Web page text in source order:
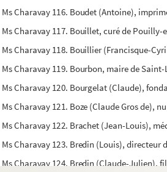
Ms Charavay 116. Boudet (Antoine),
Ms Charavay 117. Bouillet, curé de Pouilly-
Ms Charavay 118. Bouillier (Francisque-
Ms Charavay 119. Bourbon, maire de
Ms Charavay 120. Bourgelat (Claude),
Ms Charavay 121. Boze (Claude Gros de),
Ms Charavay 122. Brachet (Jean-Louis),
Ms Charavay 123. Bredin (Louis), directeur
Ms Charavay 124. Bredin (Claude-Julien),